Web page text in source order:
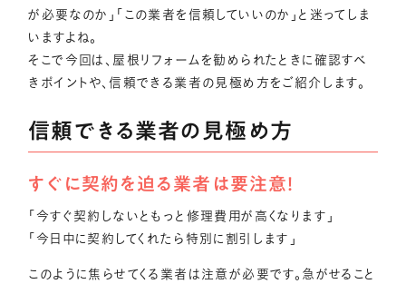
が必要なのか」「この業者を信頼していいのか」と迷ってしま
いますよね。
そこで今回は、屋根リフォームを勧められたときに確認すべ
きポイントや、信頼できる業者の見極め方をご紹介します。
信頼できる業者の見極め方
すぐに契約を迫る業者は要注意！
「今すぐ契約しないともっと修理費用が高くなります」
「今日中に契約してくれたら特別に割引します」
このように焦らせてくる業者は注意が必要です。急がせること